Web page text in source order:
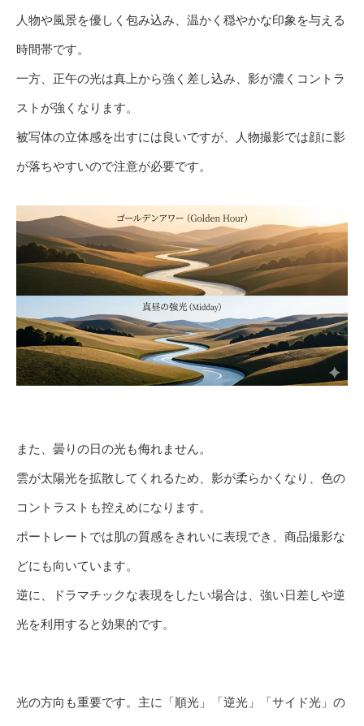
人物や風景を優しく包み込み、温かく穏やかな印象を与える
時間帯です。
一方、正午の光は真上から強く差し込み、影が濃くコントラ
ストが強くなります。
被写体の立体感を出すには良いですが、人物撮影では顔に影
が落ちやすいので注意が必要です。
また、曇りの日の光も侮れません。
雲が太陽光を拡散してくれるため、影が柔らかくなり、色の
コントラストも控えめになります。
ポートレートでは肌の質感をきれいに表現でき、商品撮影な
どにも向いています。
逆に、ドラマチックな表現をしたい場合は、強い日差しや逆
光を利用すると効果的です。
光の方向も重要です。主に「順光」「逆光」「サイド光」の